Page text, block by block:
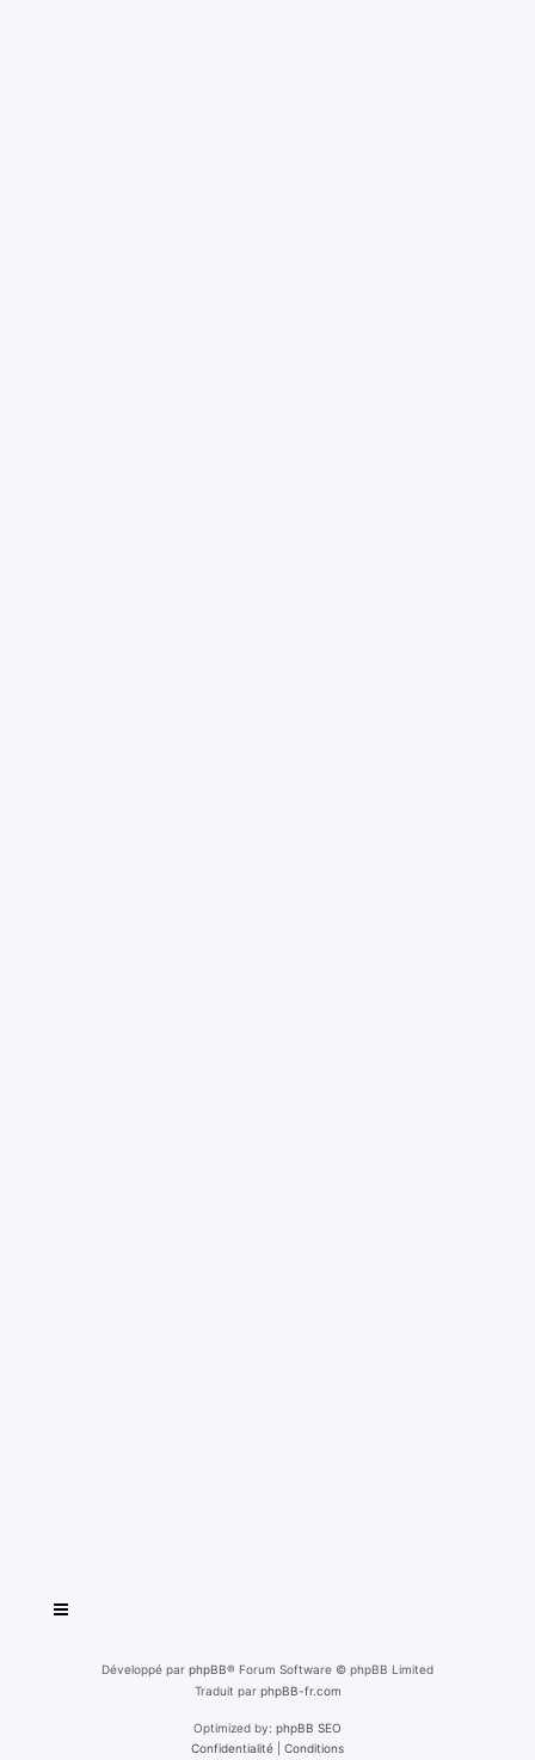
Développé par phpBB® Forum Software © phpBB Limited
Traduit par phpBB-fr.com
Optimized by: phpBB SEO
Confidentialité
Conditions